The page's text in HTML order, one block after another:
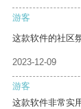
游客
这款软件的社区
2023-12-09
游客
这款软件非常实